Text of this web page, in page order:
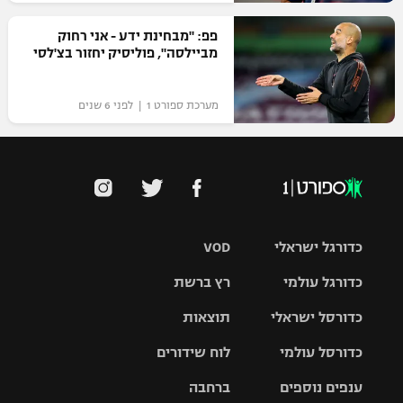
רשיון להקרנה פומבית לבית עסק
הצטרפות לחבילת הערוצים
לוח דרושים – ג'ובנט
המגזין
פפ: "מבחינת ידע - אני רחוק
מביילסה", פוליסיק יחזור בצ'לסי
מערכת ספורט 1 | לפני 6 שנים
VOD
רץ ברשת
תוצאות
לוח שידורים
ברחבה
כדורגל ישראלי
גביע הטוטו
כדורגל עולמי
האלופות
ליגה
כדורסל ישראלי
סל
כדורסל עולמי
ענפים נוספים